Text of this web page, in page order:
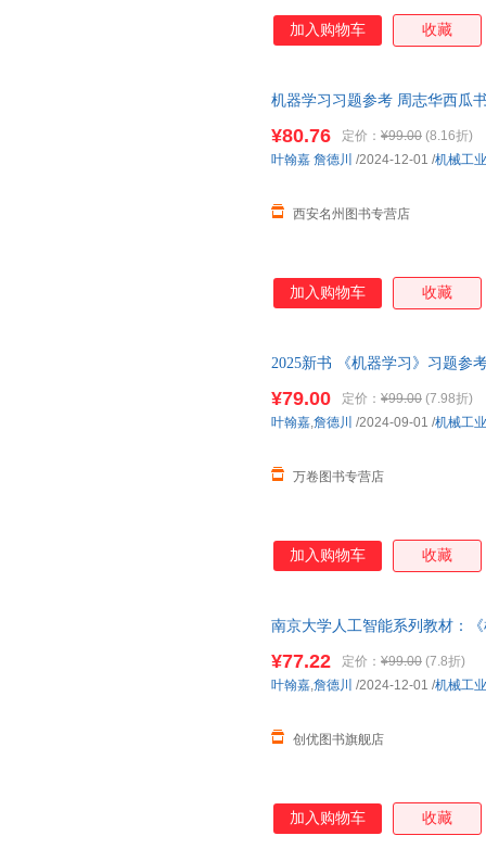
加入购物车 收藏
机器学习习题参考 周志华西瓜
¥80.76 定价： ¥99.00 (8.16折)
西安名州图书专营店
叶翰嘉 詹德川 /2024-12-01 /机械工
加入购物车 收藏
2025新书 《机器学习》习题参
版！电子发票！幼儿童书培养
¥79.00 定价： ¥99.00 (7.98折)
万卷图书专营店
叶翰嘉,詹德川 /2024-09-01 /机械工
加入购物车 收藏
南京大学人工智能系列教材：
¥77.22 定价： ¥99.00 (7.8折)
创优图书旗舰店
叶翰嘉,詹德川 /2024-12-01 /机械工
加入购物车 收藏